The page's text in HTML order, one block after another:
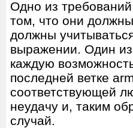
Одно из
том, что они
должны
выражении. Один из
каждую
последней ветке
соответствующей
неудачу и, таким
случай.